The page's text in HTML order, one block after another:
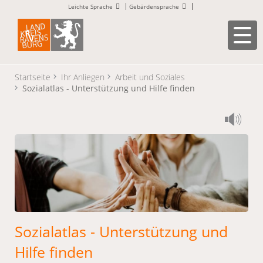
Leichte Sprache Gebärdensprache
Startseite Ihr Anliegen
Arbeit und Soziales
Sozialatlas - Unterstützung und Hilfe finden
Sozialatlas - Unterstützung und
Hilfe finden